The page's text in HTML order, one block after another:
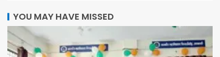
YOU MAY HAVE MISSED